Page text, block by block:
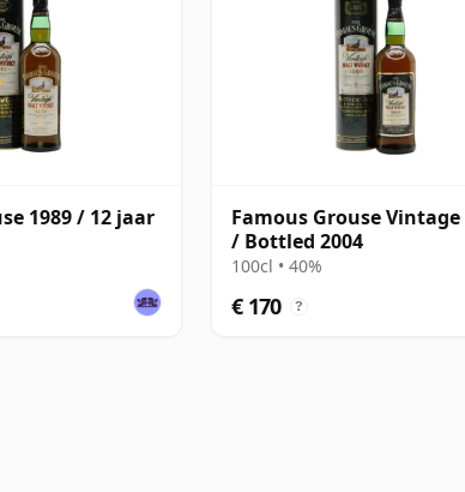
1989 / 12 jaar
Famous Grouse Vintage
/ Bottled 2004
100cl • 40%
€ 170 ?